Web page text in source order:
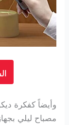
وأيضاً كفكرة
مصباح ليلي